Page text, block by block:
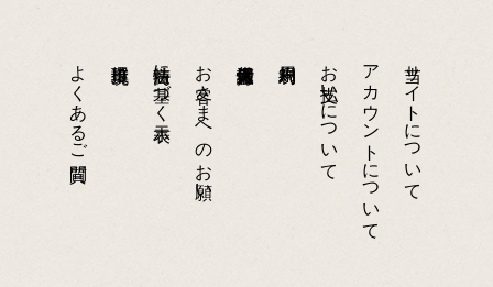
当サイトについて
アカウントについて
お支払いについて
お客さまへのお願い
特商法に基づく表示
よくあるご質問